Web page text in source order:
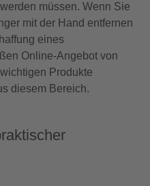
müssen. Wenn Sie
mit der Hand entfernen
eines
Online-Angebot von
Produkte
diesem Bereich.